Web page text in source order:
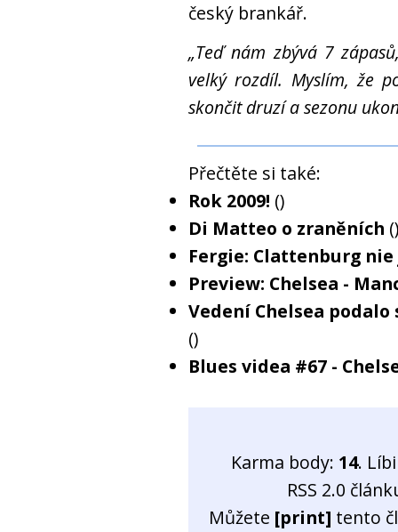
český brankář.
„Teď nám zbývá 7
velký rozdíl. Myslím, že
skončit druzí a sezonu
Přečtěte si také:
Rok 2009! ()
Di Matteo o zraněních ()
Fergie: Clattenburg
Preview: Chelsea -
Vedení Chelsea
()
Blues videa #67 -
Karma body: 14.
RSS 2.0
Můžete [print] tento